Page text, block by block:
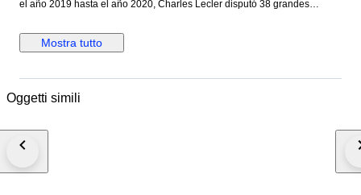
el año 2019 hasta el año 2020, Charles Lecler disputó 38 grandes
no sufrir daños durante el transporte. Spark. Extraordinario nivel de
detalles, acabados y calidad de fabricación. Producto con Licencia oficial
perfecto estado. *****CONSULTA TODOS MIS LOTES EN SUBASTA*****
parte del mundo.
Mostra tutto
Oggetti simili